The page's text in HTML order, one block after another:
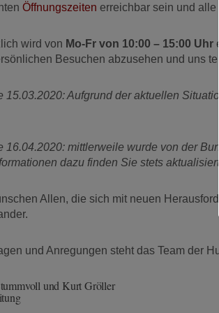
Öffnungszeiten erreichbar sein und
wird von Mo-Fr von 10:00 – 15:00 Uhr
Besuchen abzusehen und uns
15.03.2020: Aufgrund der aktuellen
16.04.2020: mittlerweile wurde von der
dazu finden Sie stets
Allen, die sich mit neuen
und Anregungen steht das Team der
und Kurt Gröller